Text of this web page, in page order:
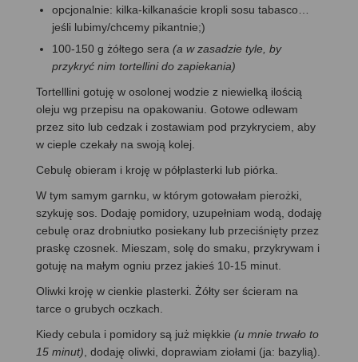
opcjonalnie: kilka-kilkanaście kropli sosu tabasco…
jeśli lubimy/chcemy pikantnie;)
100-150 g żółtego sera (a w zasadzie tyle, by
przykryć nim tortellini do zapiekania)
Tortelllini gotuję w osolonej wodzie z niewielką ilością
oleju wg przepisu na opakowaniu. Gotowe odlewam
przez sito lub cedzak i zostawiam pod przykryciem, aby
w cieple czekały na swoją kolej.
Cebulę obieram i kroję w półplasterki lub piórka.
W tym samym garnku, w którym gotowałam pierożki,
szykuję sos. Dodaję pomidory, uzupełniam wodą, dodaję
cebulę oraz drobniutko posiekany lub przeciśnięty przez
praskę czosnek. Mieszam, solę do smaku, przykrywam i
gotuję na małym ogniu przez jakieś 10-15 minut.
Oliwki kroję w cienkie plasterki. Żółty ser ścieram na
tarce o grubych oczkach.
Kiedy cebula i pomidory są już miękkie (u mnie trwało to
15 minut), dodaję oliwki, doprawiam ziołami (ja: bazylią).